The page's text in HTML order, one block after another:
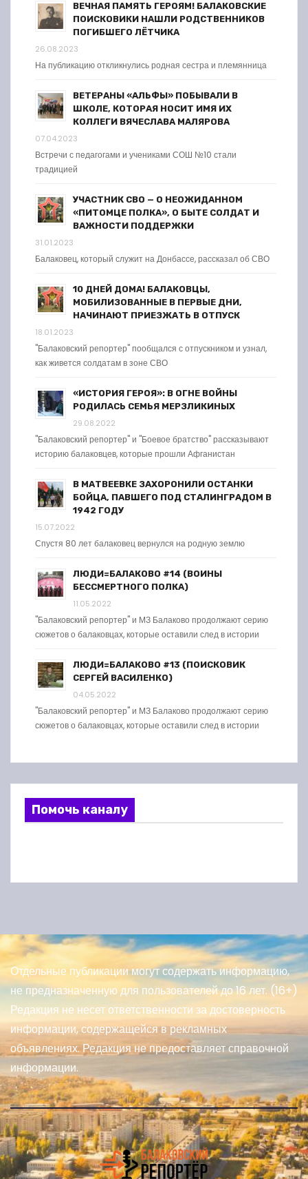
ВЕЧНАЯ ПАМЯТЬ ГЕРОЯМ! БАЛАКОВСКИЕ
ПОИСКОВИКИ НАШЛИ РОДСТВЕННИКОВ
ПОГИБШЕГО ЛЁТЧИКА
26.08.2023
На публикацию откликнулись родная сестра и племянница
ВЕТЕРАНЫ «АЛЬФЫ» ПОБЫВАЛИ В
ШКОЛЕ, КОТОРАЯ НОСИТ ИМЯ ИХ
КОЛЛЕГИ ВЯЧЕСЛАВА МАЛЯРОВА
07.04.2023
Встречи с педагогами и учениками СОШ №10 стали
традицией
УЧАСТНИК СВО — О НЕОЖИДАННОМ
«ПИТОМЦЕ ПОЛКА», О БЫТЕ СОЛДАТ И
ВАЖНОСТИ ПОДДЕРЖКИ
31.01.2023
Балаковец, который служит на Донбассе, рассказал об СВО
10 ДНЕЙ ДОМА! БАЛАКОВЦЫ,
МОБИЛИЗОВАННЫЕ В ПЕРВЫЕ ДНИ,
НАЧИНАЮТ ПРИЕЗЖАТЬ В ОТПУСК
18.01.2023
"Балаковский репортер" пообщался с отпускником и узнал,
как живется солдатам в зоне СВО
«ИСТОРИЯ ГЕРОЯ»: В ОГНЕ ВОЙНЫ
РОДИЛАСЬ СЕМЬЯ МЕРЗЛИКИНЫХ
29.08.2022
"Балаковский репортер" и "Боевое братство" рассказывают
историю балаковцев, которые прошли Афганистан
В МАТВЕЕВКЕ ЗАХОРОНИЛИ ОСТАНКИ
БОЙЦА, ПАВШЕГО ПОД СТАЛИНГРАДОМ В
1942 ГОДУ
15.07.2022
Спустя 80 лет балаковец вернулся на родную землю
ЛЮДИ=БАЛАКОВО #14 (ВОИНЫ
БЕССМЕРТНОГО ПОЛКА)
11.05.2022
"Балаковский репортер" и МЗ Балаково продолжают серию
сюжетов о балаковцах, которые оставили след в истории
ЛЮДИ=БАЛАКОВО #13 (ПОИСКОВИК
СЕРГЕЙ ВАСИЛЕНКО)
04.05.2022
"Балаковский репортер" и МЗ Балаково продолжают серию
сюжетов о балаковцах, которые оставили след в истории
Помочь каналу
Отдельные публикации могут содержать информацию,
не предназначенную для пользователей до 16 лет. (16+)
Редакция не несет ответственности за достоверность
информации, содержащейся в рекламных
объявлениях. Редакция не предоставляет справочной
информации.